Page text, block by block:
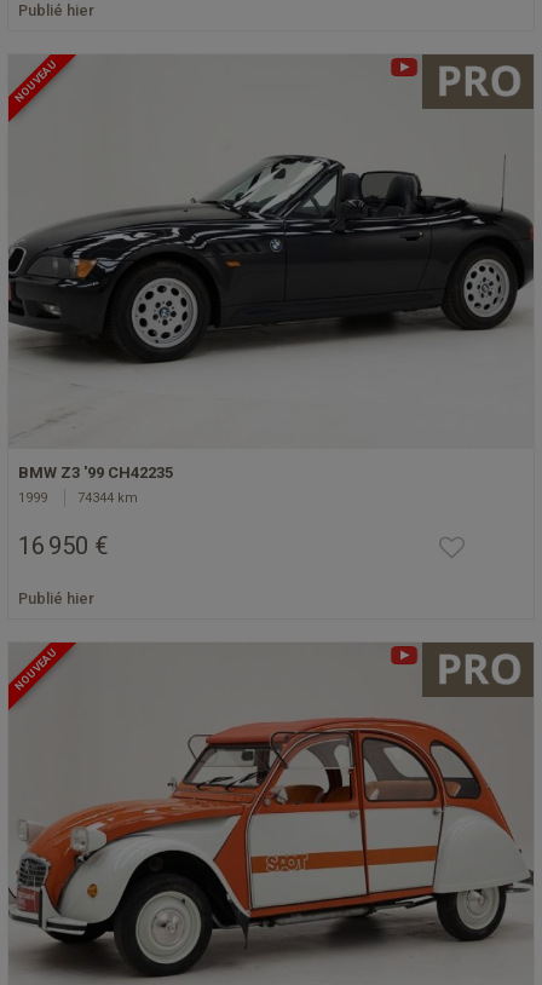
Publié hier
NOUVEAU
BMW Z3 '99 CH42235
1999 74344 km
16 950 €
Publié hier
NOUVEAU